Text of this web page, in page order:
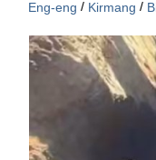
Eng-eng / Kirmang /